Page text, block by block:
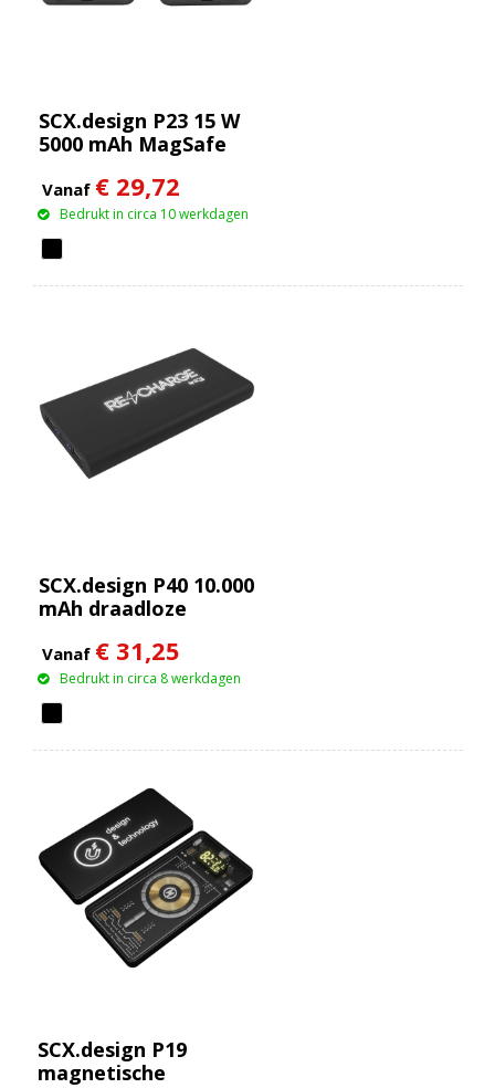
SCX.design P23 15 W
5000 mAh MagSafe
Vanaf € 29,72
Bedrukt in circa 10 werkdagen
SCX.design P40 10.000
mAh draadloze
met oplichtend
Vanaf € 31,25
Bedrukt in circa 8 werkdagen
SCX.design P19
magnetische